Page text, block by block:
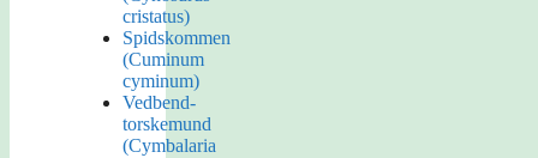
cristatus)
Spidskommen
(Cuminum
cyminum)
Vedbend-
torskemund
(Cymbalaria